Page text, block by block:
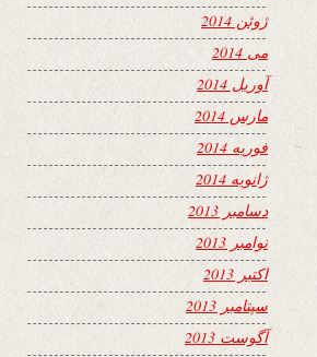
ژوئن 2014
می 2014
آوریل 2014
مارس 2014
فوریه 2014
ژانویه 2014
دسامبر 2013
نوامبر 2013
اکتبر 2013
سپتامبر 2013
آگوست 2013